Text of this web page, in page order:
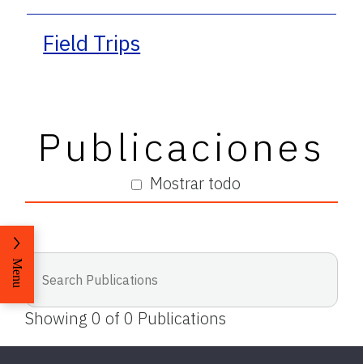
Field Trips
Mostrar todo
Publicaciones
Showing0 of0 Publications
Menu